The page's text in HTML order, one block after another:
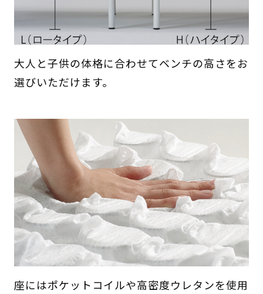
大人と子供の体格に合わせてベンチの高さをお
選びいただけます。
座にはポケットコイルや高密度ウレタンを使用